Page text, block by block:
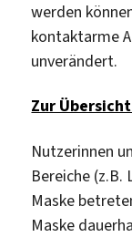
werden
kontaktarme
unverändert.
Zur
Nutzerinnen
Bereiche (z.B.
Maske
Maske